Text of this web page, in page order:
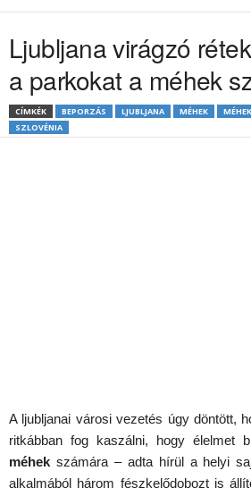
Ljubljana virágzó
a parkokat a méhek
CÍMKÉK BEPORZÁS LJUBLJANA MÉHEK
SZLOVÉNIA
A ljubljanai városi vezetés úgy döntött,
ritkábban fog kaszálni, hogy élelmet
méhek számára – adta hírül a helyi
alkalmából három fészkelődobozt is